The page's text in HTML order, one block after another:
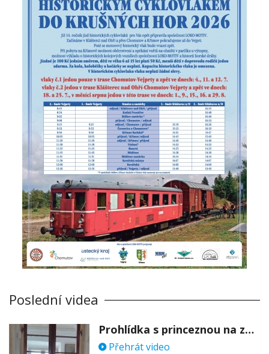
Poslední videa
Prohlídka s princeznou na zámku Stekník
Přehrát video